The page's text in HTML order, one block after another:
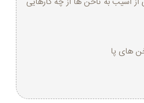
های پا